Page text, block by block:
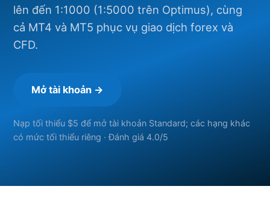
lên đến 1:1000 (1:5000 trên Optimus), cùng
cả MT4 và MT5 phục vụ giao dịch forex và
CFD.
Mở tài khoản →
Nạp tối thiểu $5 để mở tài khoản Standard; các hạng khác
có mức tối thiểu riêng · Đánh giá 4.0/5